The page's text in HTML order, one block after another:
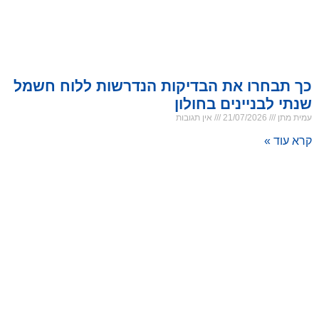
כך תבחרו את הבדיקות הנדרשות ללוח חשמל
שנתי לבניינים בחולון
עמית מתן אין תגובות
קרא עוד »